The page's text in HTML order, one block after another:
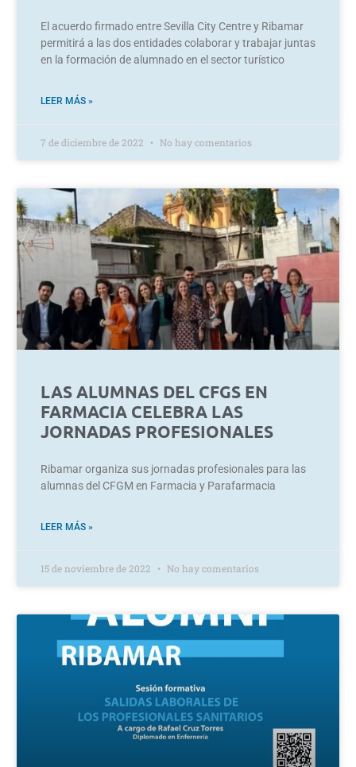
El acuerdo firmado entre Sevilla City Centre y Ribamar
permitirá a las dos entidades colaborar y trabajar juntas
en la formación de alumnado en el sector turístico
LEER MÁS »
7 de diciembre de 2022 No hay comentarios
LAS ALUMNAS DEL CFGS EN
FARMACIA CELEBRA LAS
JORNADAS PROFESIONALES
Ribamar organiza sus jornadas profesionales para las
alumnas del CFGM en Farmacia y Parafarmacia
LEER MÁS »
15 de noviembre de 2022 No hay comentarios